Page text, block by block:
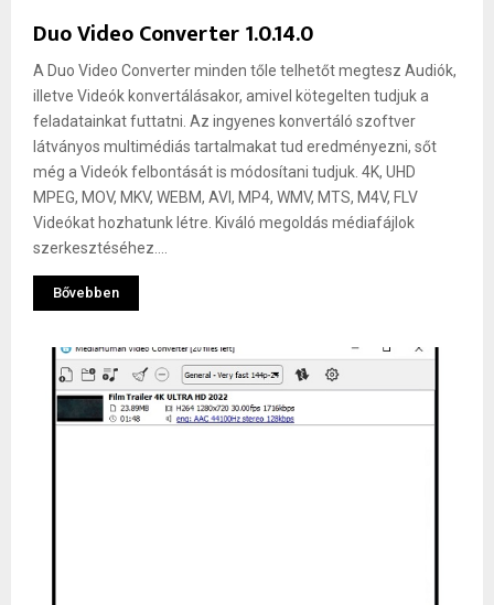
Duo Video Converter 1.0.14.0
A Duo Video Converter minden tőle telhetőt megtesz Audiók,
illetve Videók konvertálásakor, amivel kötegelten tudjuk a
feladatainkat futtatni. Az ingyenes konvertáló szoftver
látványos multimédiás tartalmakat tud eredményezni, sőt
még a Videók felbontását is módosítani tudjuk. 4K, UHD
MPEG, MOV, MKV, WEBM, AVI, MP4, WMV, MTS, M4V, FLV
Videókat hozhatunk létre. Kiváló megoldás médiafájlok
szerkesztéséhez....
Bővebben